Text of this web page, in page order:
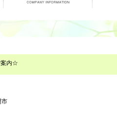
案内☆
市